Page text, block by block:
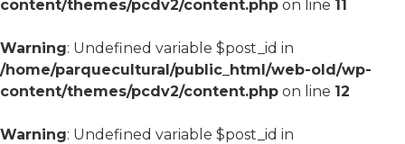
content/themes/pcdv2/content.php on line 11
Warning: Undefined variable $post_id in
/home/parquecultural/public_html/web-old/wp-
content/themes/pcdv2/content.php on line 12
Warning: Undefined variable $post_id in